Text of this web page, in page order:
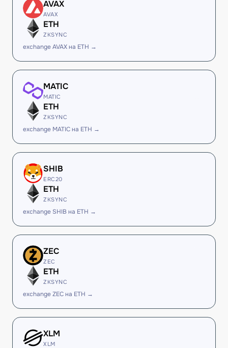
AVAX
AVAX
ETH
ZKSYNC
exchange AVAX на ETH →
MATIC
MATIC
ETH
ZKSYNC
exchange MATIC на ETH →
SHIB
ERC20
ETH
ZKSYNC
exchange SHIB на ETH →
ZEC
ZEC
ETH
ZKSYNC
exchange ZEC на ETH →
XLM
XLM